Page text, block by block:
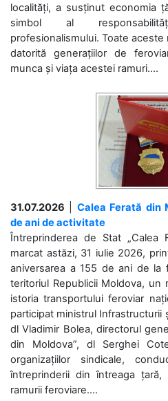
localități, a susținut economia
simbol al
profesionalismului. Toate aceste
datorită generațiilor de
munca și viața acestei ramuri....
31.07.2026
Calea Ferată din
de ani de activitate
Întreprinderea de Stat „Calea
marcat astăzi, 31 iulie 2026,
aniversarea a 155 de ani de la
teritoriul Republicii Moldova,
istoria transportului feroviar
participat ministrul Infrastructurii
dl Vladimir Bolea, directorul
din Moldova”, dl Serghei
organizațiilor sindicale,
întreprinderii din întreaga
ramurii feroviare....